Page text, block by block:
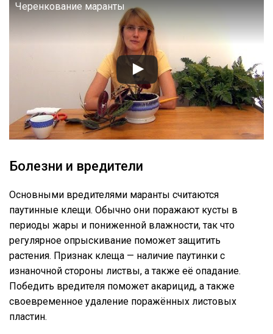
Черенкование маранты
Болезни и вредители
Основными вредителями маранты считаются
паутинные клещи. Обычно они поражают кусты в
периоды жары и пониженной влажности, так что
регулярное опрыскивание поможет защитить
растения. Признак клеща — наличие паутинки с
изнаночной стороны листвы, а также её опадание.
Победить вредителя поможет акарицид, а также
своевременное удаление поражённых листовых
пластин.